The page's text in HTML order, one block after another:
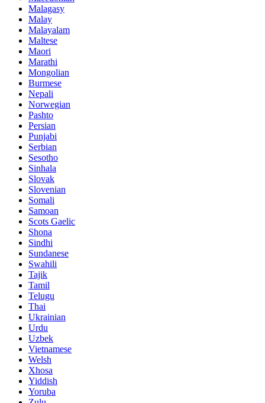
Malagasy
Malay
Malayalam
Maltese
Maori
Marathi
Mongolian
Burmese
Nepali
Norwegian
Pashto
Persian
Punjabi
Serbian
Sesotho
Sinhala
Slovak
Slovenian
Somali
Samoan
Scots Gaelic
Shona
Sindhi
Sundanese
Swahili
Tajik
Tamil
Telugu
Thai
Ukrainian
Urdu
Uzbek
Vietnamese
Welsh
Xhosa
Yiddish
Yoruba